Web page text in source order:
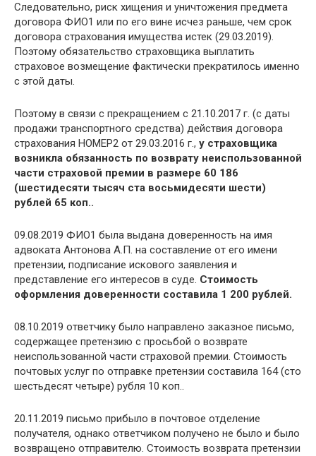
Следовательно, риск хищения и уничтожения предмета
договора ФИО1 или по его вине исчез раньше, чем срок
договора страхования имущества истек (29.03.2019).
Поэтому обязательство страховщика выплатить
страховое возмещение фактически прекратилось именно
с этой даты.
Поэтому в связи с прекращением с 21.10.2017 г. (с даты
продажи транспортного средства) действия договора
страхования НОМЕР2 от 29.03.2016 г., у страховщика
возникла обязанность по возврату неиспользованной
части страховой премии в размере 60 186
(шестидесяти тысяч ста восьмидесяти шести)
рублей 65 коп..
09.08.2019 ФИО1 была выдана доверенность на имя
адвоката Антонова А.П. на составление от его имени
претензии, подписание искового заявления и
представление его интересов в суде. Стоимость
оформления доверенности составила 1 200 рублей.
08.10.2019 ответчику было направлено заказное письмо,
содержащее претензию с просьбой о возврате
неиспользованной части страховой премии. Стоимость
почтовых услуг по отправке претензии составила 164 (сто
шестьдесят четыре) рубля 10 коп..
20.11.2019 письмо прибыло в почтовое отделение
получателя, однако ответчиком получено не было и было
возвращено отправителю. Стоимость возврата претензии